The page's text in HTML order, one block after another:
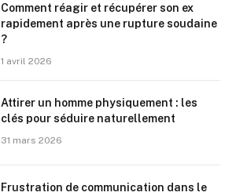
Comment réagir et récupérer son ex
rapidement après une rupture soudaine
?
1 avril 2026
Attirer un homme physiquement : les
clés pour séduire naturellement
31 mars 2026
Frustration de communication dans le